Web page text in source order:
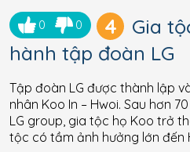
0 0 4
Gia
hành tập đoàn LG
Tập đoàn LG được thành lập
nhân Koo In – Hwoi. Sau hơn
LG group, gia tộc họ Koo trở
tộc có tầm ảnh hưởng lớn đến